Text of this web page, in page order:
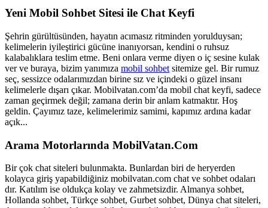
Yeni Mobil Sohbet Sitesi ile Chat Keyfi
Şehrin gürültüsünden, hayatın acımasız ritminden yorulduysan;
kelimelerin iyileştirici gücüne inanıyorsan, kendini o ruhsuz
kalabalıklara teslim etme. Beni onlara verme diyen o iç sesine kulak
ver ve buraya, bizim yanımıza mobil sohbet sitemize gel. Bir rumuz
seç, sessizce odalarımızdan birine sız ve içindeki o güzel insanı
kelimelerle dışarı çıkar. Mobilvatan.com’da mobil chat keyfi, sadece
zaman geçirmek değil; zamana derin bir anlam katmaktır. Hoş
geldin. Çayımız taze, kelimelerimiz samimi, kapımız ardına kadar
açık...
Arama Motorlarında MobilVatan.Com
Bir çok chat siteleri bulunmakta. Bunlardan biri de heryerden
kolayca giriş yapabildiğiniz mobilvatan.com chat ve sohbet odaları
dır. Katılım ise oldukça kolay ve zahmetsizdir. Almanya sohbet,
Hollanda sohbet, Türkçe sohbet, Gurbet sohbet, Dünya chat siteleri,